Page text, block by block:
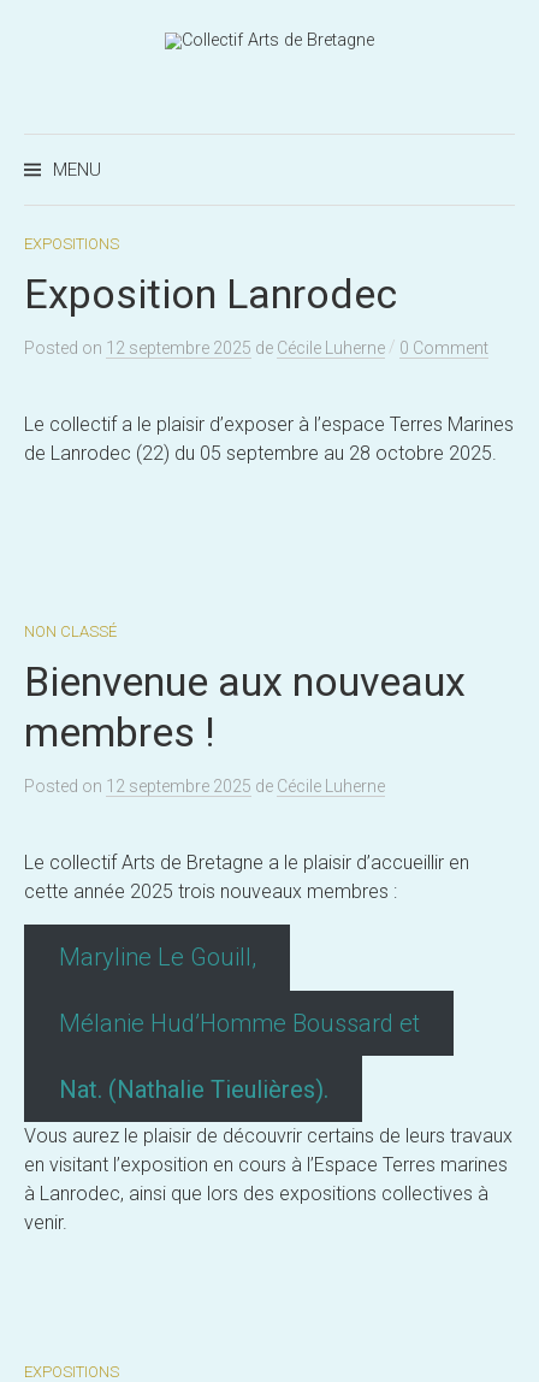
MENU
EXPOSITIONS
Exposition Lanrodec
Posted on 12 septembre 2025 de Cécile Luherne / 0 Comment
Le collectif a le plaisir d’exposer à l’espace Terres Marines
de Lanrodec (22) du 05 septembre au 28 octobre 2025.
NON CLASSÉ
Bienvenue aux nouveaux
membres !
Posted on 12 septembre 2025 de Cécile Luherne
Le collectif Arts de Bretagne a le plaisir d’accueillir en
cette année 2025 trois nouveaux membres :
Maryline Le Gouill,
Mélanie Hud’Homme Boussard et
Nat. (Nathalie Tieulières).
Vous aurez le plaisir de découvrir certains de leurs travaux
en visitant l’exposition en cours à l’Espace Terres marines
à Lanrodec, ainsi que lors des expositions collectives à
venir.
EXPOSITIONS